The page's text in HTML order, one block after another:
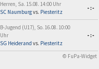
Herren, Sa. 15.08. 14:00 Uhr
SC Naumburgvs. Piesteritz
-:-
B-Jugend (U17), So. 16.08. 10:00
Uhr
SG Heiderand vs. Piesteritz
-:-
© FuPa-Widget